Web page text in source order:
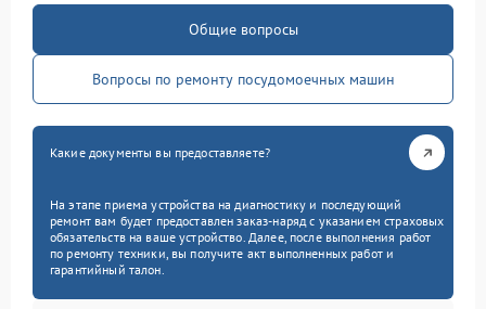
Общие вопросы
Вопросы по ремонту посудомоечных машин
Какие документы вы предоставляете?
На этапе приема устройства на диагностику и последующий
ремонт вам будет предоставлен заказ-наряд с указанием страховых
обязательств на ваше устройство. Далее, после выполнения работ
по ремонту техники, вы получите акт выполненных работ и
гарантийный талон.